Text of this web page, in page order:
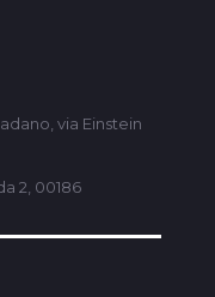
via Einstein
2, 00186